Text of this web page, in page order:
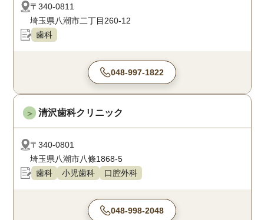
〒340-0811
埼玉県八潮市二丁目260-12
歯科
048-997-1822
＞ 清沢歯科クリニック
〒340-0801
埼玉県八潮市八條1868-5
歯科
小児歯科 口腔外科
048-998-2048